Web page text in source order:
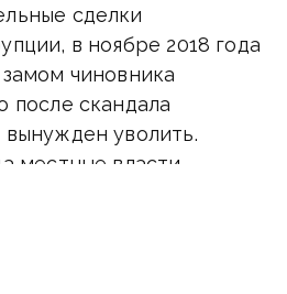
сделки
в ноябре 2018 года
чиновника
после скандала
уволить.
местные власти